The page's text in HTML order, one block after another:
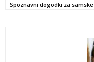
Spoznavni dogodki za samske